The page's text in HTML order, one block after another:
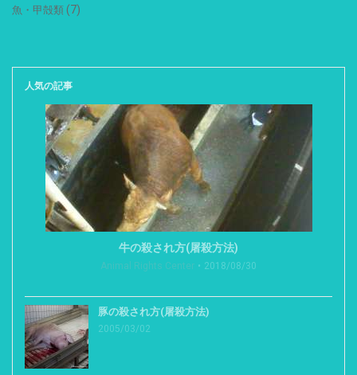
魚・甲殻類 (7)
人気の記事
牛の殺され方(屠殺方法)
Animal Rights Center 2018/08/30
豚の殺され方(屠殺方法)
2005/03/02